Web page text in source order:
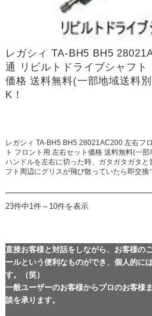
レガシィ TA-BH5 BH5
通 リビルトドライブシャフト
価格 送料無料(一部地域送料
K！
レガシィ TA-BH5 BH5 28021AC200 左右フ
ト フロント用 左右セット価格 送料無料(一
ハンドルを左右に切った時、ガタガタガタ
フト周辺にグリスが飛び散っていたら即交換
23件中1件～10件を表示
直接お客様と対話をしながら、お客様の
ールという便利なものができ、個人的に
す。（笑）
一般ユーザーのお客様からプロのお客様
談を承ります。